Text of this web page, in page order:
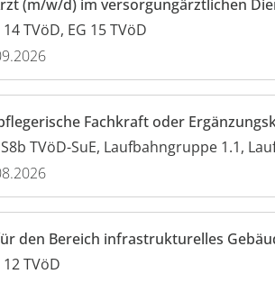
(m/w/d) im versorgungärztlichen
TVöD, EG 15 TVöD
Fachkraft oder
S8b TVöD-SuE, Laufbahngruppe 1.1,
den Bereich infrastrukturelles
12 TVöD